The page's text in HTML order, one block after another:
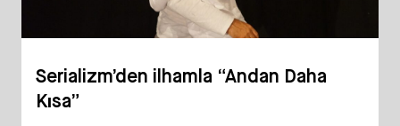
Serializm’den ilhamla “Andan Daha
Kısa”